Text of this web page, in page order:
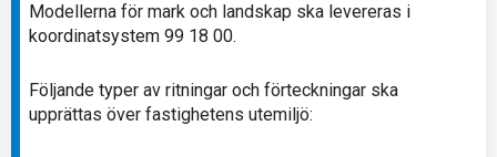
Modellerna för mark och landskap ska levereras i
koordinatsystem 99 18 00.
Följande typer av ritningar och förteckningar ska
upprättas över fastighetens utemiljö: